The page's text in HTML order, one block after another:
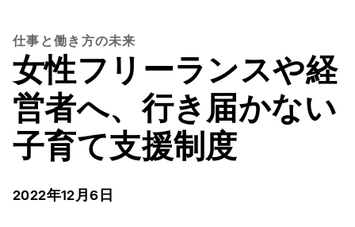
仕事と働き方の未来
女性フリーランスや経
営者へ、行き届かない
子育て支援制度
2022年12月6日